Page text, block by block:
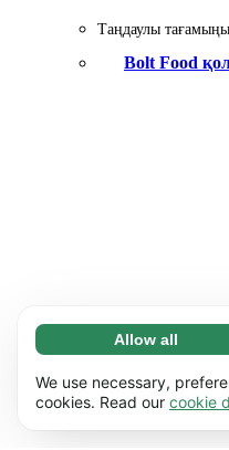
Necessary (65)
Necessary cookies
by enabling basic
Learn more
Allow all
We use necessary,
cookies. Read our cookie
Таңдаулы
Bolt Food